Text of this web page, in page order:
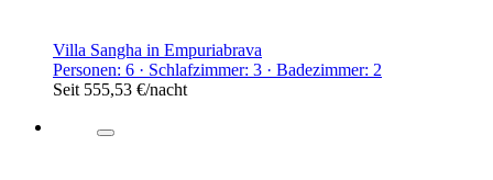
Villa Sangha in Empuriabrava
Personen: 6 · Schlafzimmer: 3 · Badezimmer: 2
Seit 555,53 €/nacht